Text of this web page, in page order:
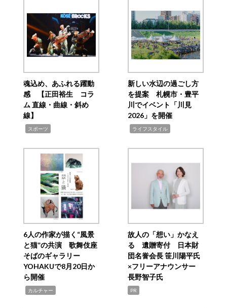
魂込め、あふれる躍動
感 【正田裕生 コラ
ム 直線・曲線・斜め
線】
スポーツ
新しい水辺の過ごし方
を提案 札幌市・豊平
川でイベント「川見
2026」を開催
ライフスタイル
6人の作家が描く“風景
と猫”の共演 歌舞伎座
そばのギャラリー
YOHAKUで8月20日か
ら開催
カルチャー
故人の「想い」かなえ
る 遺贈寄付 日本財
団名誉会長 笹川陽平氏
×フリーアナウンサー
長野智子氏
PR